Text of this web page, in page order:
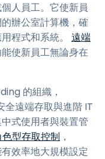
人員工。它使新員
辦公室計算機，確
程式和系統。 遠端
使新員工無論身在
的組織，
全遠端存取與進階 IT
式使用者與裝置管
型存取控制 ，
效率地大規模設定